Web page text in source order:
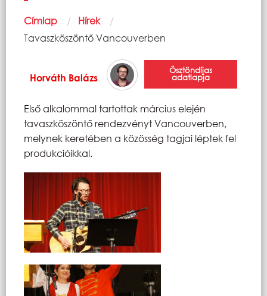
Morzsa
Címlap
Hírek
Current:
Tavaszköszöntő Vancouverben
Horváth Balázs
Ösztöndíjas
adatlapja
Első alkalommal tartottak március elején
tavaszköszöntő rendezvényt Vancouverben,
melynek keretében a közösség tagjai léptek fel
produkcióikkal.